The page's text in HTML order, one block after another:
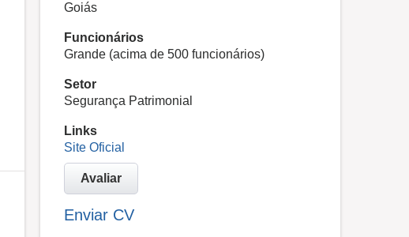
Goiás
Funcionários
Grande (acima de 500 funcionários)
Setor
Segurança Patrimonial
Links
Site Oficial
Avaliar
Enviar CV